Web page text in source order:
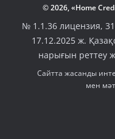
© 2026, «Home
№ 1.1.36 лицензия,
17.12.2025 ж.
нарығын реттеу
Сайтта жасанды
мен